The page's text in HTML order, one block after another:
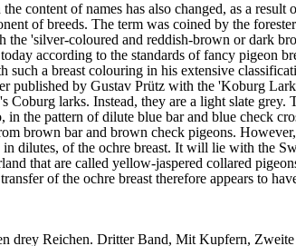
content of names has also changed, as a
of breeds. The term was coined by the
'silver-coloured and reddish-brown or dark
according to the standards of fancy pigeon
such a breast colouring in his extensive
published by Gustav Prütz with the 'Koburg
larks. Instead, they are a light slate grey.
the pattern of dilute blue bar and blue check
brown bar and brown check pigeons.
dilutes, of the ochre breast. It will lie with the
that are called yellow-jaspered collared
of the ochre breast therefore appears to
drey Rei­chen. Dritter Band, Mit Kupfern, Zweite